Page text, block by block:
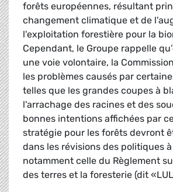
forêts européennes, résultant
changement climatique et de
l'exploitation forestière pour la
Cependant, le Groupe rappelle
une voie volontaire, la
les problèmes causés par
telles que les grandes coupes à
l'arrachage des racines et des
bonnes intentions affichées par
stratégie pour les forêts devront
dans les révisions des politiques
notamment celle du Règlement
des terres et la foresterie (dit